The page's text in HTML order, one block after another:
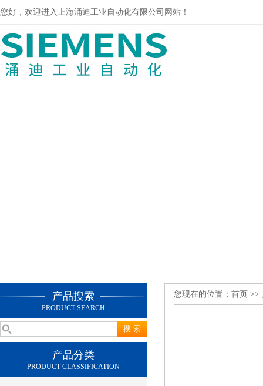
您好，欢迎进入上海涌迪工业自动化有限公司网站！
产品搜索
PRODUCT SEARCH
产品分类
PRODUCT CLASSIFICATION
您现在的位置： 首页 >>